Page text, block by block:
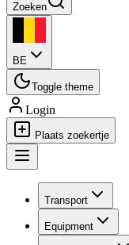
Zoeken
BE
Toggle theme
Login
Plaats zoekertje
Transport
Equipment